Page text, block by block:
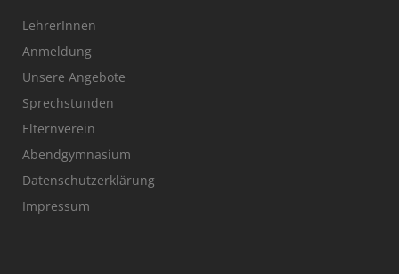
LehrerInnen
Anmeldung
Unsere Angebote
Sprechstunden
Elternverein
Abendgymnasium
Datenschutzerklärung
Impressum